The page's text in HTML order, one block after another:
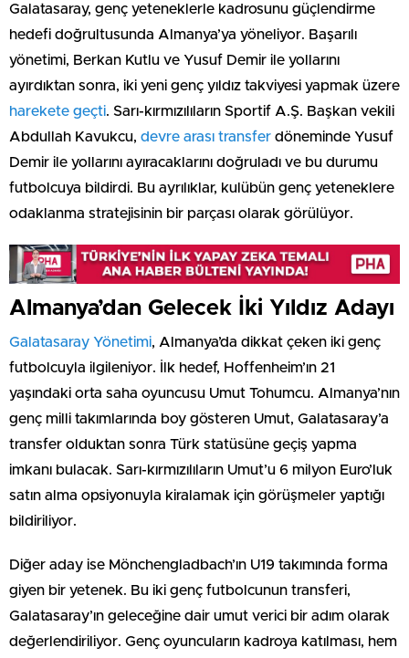
Galatasaray, genç yeteneklerle kadrosunu güçlendirme
hedefi doğrultusunda Almanya’ya yöneliyor. Başarılı
yönetimi, Berkan Kutlu ve Yusuf Demir ile yollarını
ayırdıktan sonra, iki yeni genç yıldız takviyesi yapmak üzere
harekete geçti. Sarı-kırmızılıların Sportif A.Ş. Başkan vekili
Abdullah Kavukcu, devre arası transfer döneminde Yusuf
Demir ile yollarını ayıracaklarını doğruladı ve bu durumu
futbolcuya bildirdi. Bu ayrılıklar, kulübün genç yeteneklere
odaklanma stratejisinin bir parçası olarak görülüyor.
Almanya’dan Gelecek İki Yıldız Adayı
Galatasaray Yönetimi, Almanya’da dikkat çeken iki genç
futbolcuyla ilgileniyor. İlk hedef, Hoffenheim’ın 21
yaşındaki orta saha oyuncusu Umut Tohumcu. Almanya’nın
genç milli takımlarında boy gösteren Umut, Galatasaray’a
transfer olduktan sonra Türk statüsüne geçiş yapma
imkanı bulacak. Sarı-kırmızılıların Umut’u 6 milyon Euro’luk
satın alma opsiyonuyla kiralamak için görüşmeler yaptığı
bildiriliyor.
Diğer aday ise Mönchengladbach’ın U19 takımında forma
giyen bir yetenek. Bu iki genç futbolcunun transferi,
Galatasaray’ın geleceğine dair umut verici bir adım olarak
değerlendiriliyor. Genç oyuncuların kadroya katılması, hem